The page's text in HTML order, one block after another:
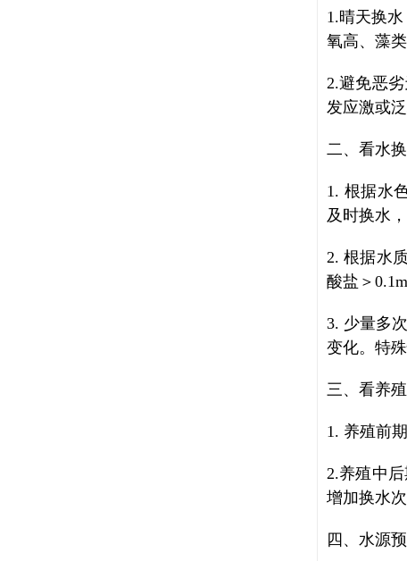
1.晴天换
氧高、藻
2.避免恶
发应激或泛
二、看水
1. 根据水
及时换水
2. 根据水
酸盐＞
3. 少量多
变化。特
三、看养
1. 养殖前
2.养殖中
增加换水次
四、水源